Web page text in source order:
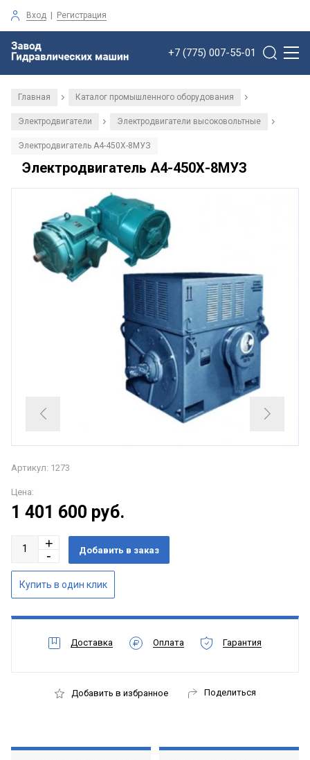
Вход | Регистрация
+7 (775) 007-55-01
Главная / Каталог промышленного оборудования /
Электродвигатели / Электродвигатели высоковольтные /
Электродвигатель А4-450Х-8MУЗ
Электродвигатель А4-450Х-8MУЗ
Артикул: 1273
Цена:
1 401 600 руб.
Доставка Оплата Гарантия
Добавить в избранное Поделиться